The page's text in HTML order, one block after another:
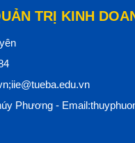
TRỊ KINH
Phương -